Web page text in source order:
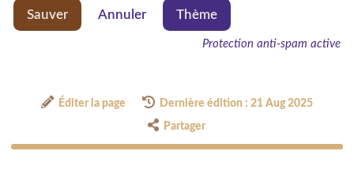
Sauver Annuler Thème
Protection anti-spam active
Éditer la page Dernière édition : 21 Aug 2025
Partager